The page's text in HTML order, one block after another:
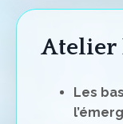
Atelier
Les